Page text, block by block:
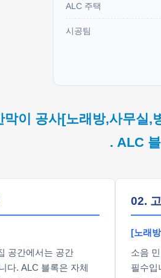
ALC 주택
시공팀
막이 공사[노래방,사무실,
. ALC
공간에서는 공간
다. ALC 블록은 자체
02.
[노래
소음
필수입